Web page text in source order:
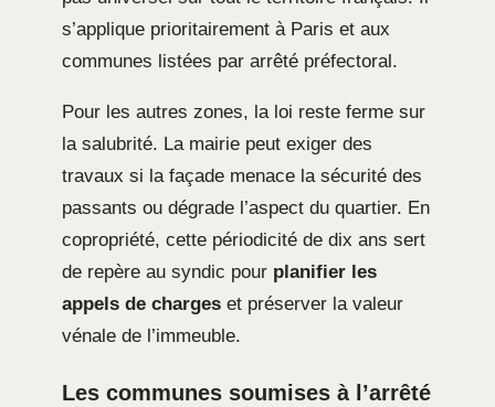
s’applique prioritairement à Paris et aux
communes listées par arrêté préfectoral.
Pour les autres zones, la loi reste ferme sur
la salubrité. La mairie peut exiger des
travaux si la façade menace la sécurité des
passants ou dégrade l’aspect du quartier. En
copropriété, cette périodicité de dix ans sert
de repère au syndic pour planifier les
appels de charges et préserver la valeur
vénale de l’immeuble.
Les communes soumises à l’arrêté